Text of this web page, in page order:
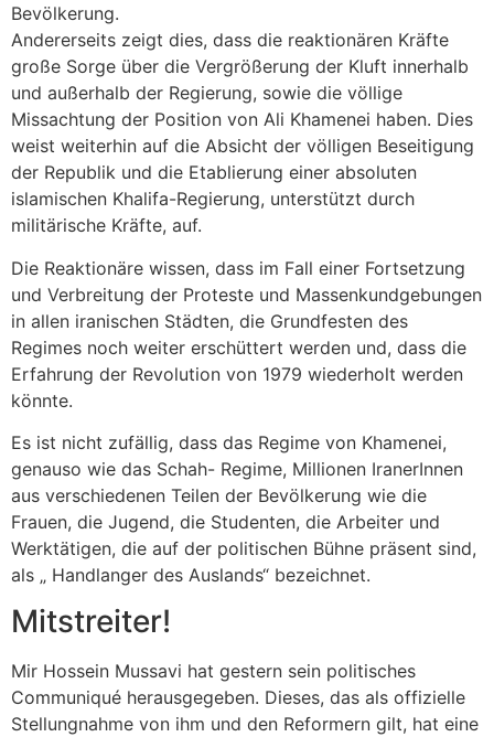
Bevölkerung.
Andererseits zeigt dies, dass die reaktionären Kräfte
große Sorge über die Vergrößerung der Kluft innerhalb
und außerhalb der Regierung, sowie die völlige
Missachtung der Position von Ali Khamenei haben. Dies
weist weiterhin auf die Absicht der völligen Beseitigung
der Republik und die Etablierung einer absoluten
islamischen Khalifa-Regierung, unterstützt durch
militärische Kräfte, auf.
Die Reaktionäre wissen, dass im Fall einer Fortsetzung
und Verbreitung der Proteste und Massenkundgebungen
in allen iranischen Städten, die Grundfesten des
Regimes noch weiter erschüttert werden und, dass die
Erfahrung der Revolution von 1979 wiederholt werden
könnte.
Es ist nicht zufällig, dass das Regime von Khamenei,
genauso wie das Schah- Regime, Millionen IranerInnen
aus verschiedenen Teilen der Bevölkerung wie die
Frauen, die Jugend, die Studenten, die Arbeiter und
Werktätigen, die auf der politischen Bühne präsent sind,
als „ Handlanger des Auslands“ bezeichnet.
Mitstreiter!
Mir Hossein Mussavi hat gestern sein politisches
Communiqué herausgegeben. Dieses, das als offizielle
Stellungnahme von ihm und den Reformern gilt, hat eine